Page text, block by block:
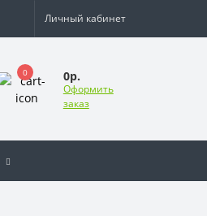
Личный кабинет
0 0р.
Оформить
заказ